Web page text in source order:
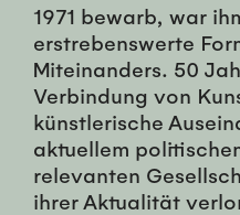
1971 bewarb, war
erstrebenswerte
Miteinanders. 50
Verbindung von
künstlerische
aktuellem
relevanten
ihrer Aktualität